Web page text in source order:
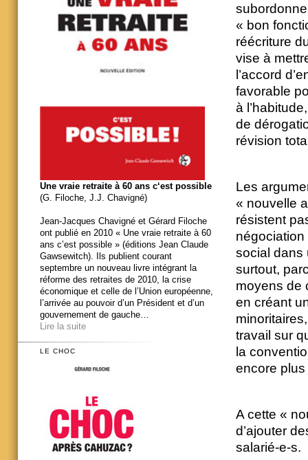
« bon
réécriture
vise à
l’accord
favorable
à
de
révision
Les
« nouvelle
résistent
négociation
social dans
surtout,
moyens de
en créant
travail sur
la
encore
A cette «
d’ajouter
salarié-e-s.
Une vraie retraite à 60 ans c‘est possible
(G. Filoche, J.J. Chavigné)
Jean-Jacques Chavigné et Gérard Filoche
ont publié en 2010 « Une vraie retraite à 60
ans c’est possible » (éditions Jean Claude
Gawsewitch). Ils publient courant
septembre un nouveau livre intégrant la
réforme des retraites de 2010, la crise
économique et celle de l’Union européenne,
l’arrivée au pouvoir d’un Président et d’un
gouvernement de gauche…
Lire la suite
LE CHOC